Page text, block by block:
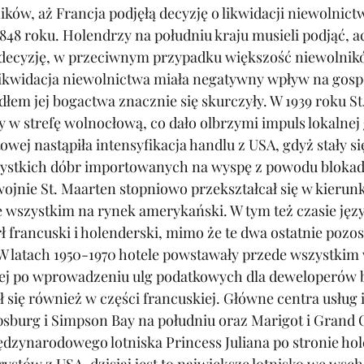
aż Francja podjęłą decyzję o likwidacji
roku. Holendrzy na południu kraju musieli podjąć,
w przeciwnym przypadku większość
niewolnictwa miała negatywny wpływ na
jej bogactwa znacznie się skurczyły. W 1939 roku
w strefę wolnocłową, co dało olbrzymi impuls
nastąpiła intensyfikacja handlu z USA, gdyż stały
dóbr importowanych na wyspę z powodu
St. Maarten stopniowo przekształcał się w
na rynek amerykański. W tym też czasie
francuski i holenderski, mimo że te dwa ostatnie
latach 1950-1970 hotele powstawały przede
po wprowadzeniu ulg podatkowych dla deweloperów
się również w części francuskiej. Główne centra
i Simpson Bay na południu oraz Marigot i Grand
lotniska Princess Juliana po stronie